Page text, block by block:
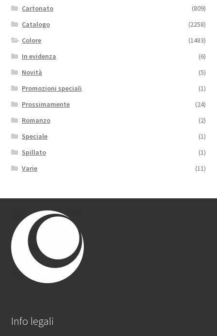
Cartonato
(809)
Catalogo
(2258)
Colore
(1483)
In evidenza
(6)
Novità
(5)
Promozioni speciali
(1)
Prossimamente
(24)
Romanzo
(2)
Speciale
(1)
Spillato
(1)
Varie
(11)
Info legali